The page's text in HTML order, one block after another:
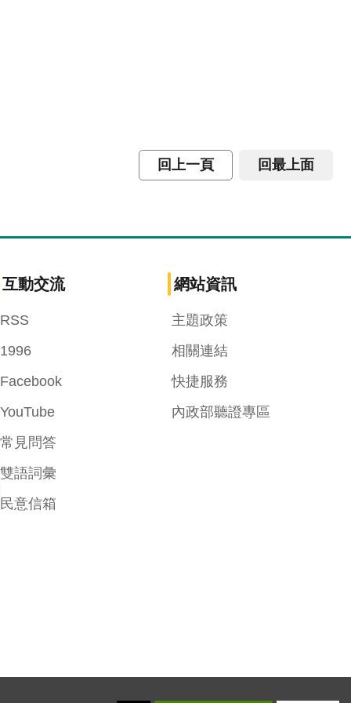
回上一頁 回最上面
互動交流
RSS
1996
Facebook
YouTube
常見問答
雙語詞彙
民意信箱
網站資訊
主題政策
相關連結
快捷服務
內政部聽證專區